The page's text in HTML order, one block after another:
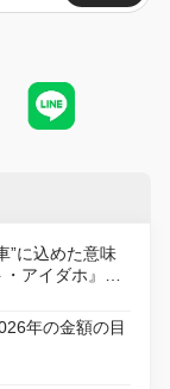
”に込めた意味
アイダホ』が
年の金額の目